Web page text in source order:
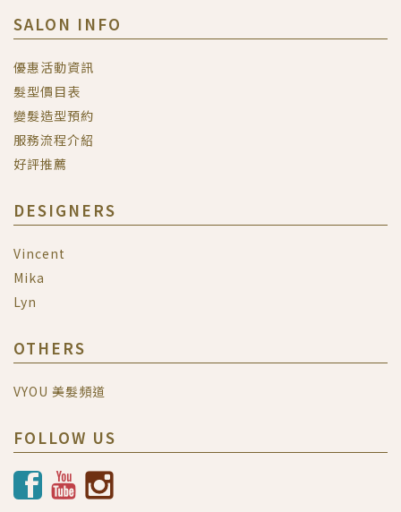
SALON INFO
優惠活動資訊
髮型價目表
變髮造型預約
服務流程介紹
好評推薦
DESIGNERS
Vincent
Mika
Lyn
OTHERS
VYOU 美髮頻道
FOLLOW US